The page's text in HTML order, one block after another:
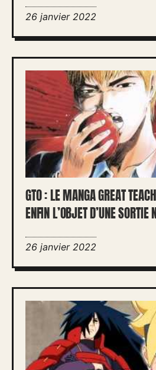
26 janvier 2022
GTO : LE MANGA GREAT
ENFIN L’OBJET D’UNE SORTIE
26 janvier 2022